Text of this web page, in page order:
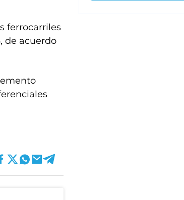
ferrocarriles
de acuerdo